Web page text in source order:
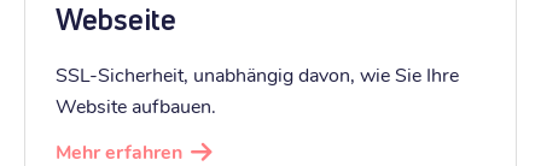
Webseite
SSL-Sicherheit, unabhängig davon, wie Sie Ihre
Website aufbauen.
Mehr erfahren